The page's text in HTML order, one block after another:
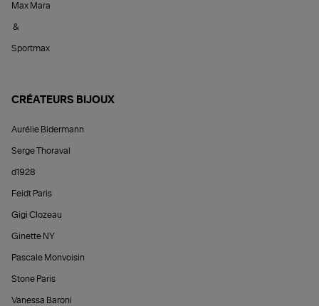
Max Mara
&
Sportmax
CRÉATEURS BIJOUX
Aurélie Bidermann
Serge Thoraval
d1928
Feidt Paris
Gigi Clozeau
Ginette NY
Pascale Monvoisin
Stone Paris
Vanessa Baroni